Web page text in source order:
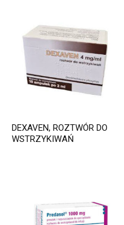
DEXAVEN, ROZTWÓR DO
WSTRZYKIWAŃ